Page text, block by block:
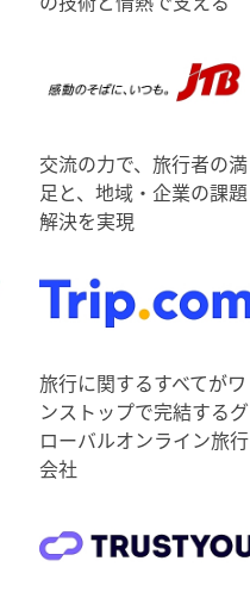
交流の力で、旅行者の満
足と、地域・企業の課題
解決を実現
旅行に関するすべてがワ
ンストップで完結するグ
ローバルオンライン旅行
会社